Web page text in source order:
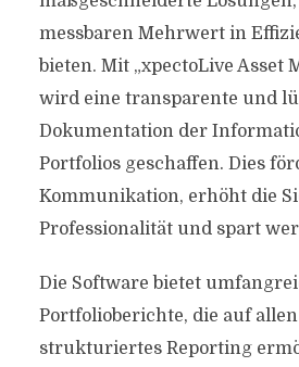
messbaren Mehrwert in
bieten. Mit „xpectoLive Asset
wird eine transparente und
Dokumentation der
Portfolios geschaffen. Dies
Kommunikation, erhöht die
Professionalität und spart
Die Software bietet
Portfolioberichte, die auf
strukturiertes Reporting